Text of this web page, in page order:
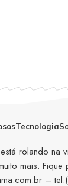
Tecnologia
rolando na
mais.
–